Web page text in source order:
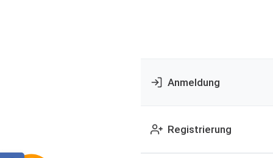
Anmeldung
Registrierung